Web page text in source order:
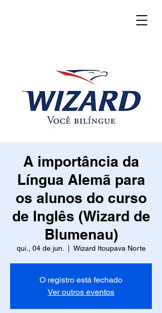
A importância da
Língua Alemã para
os alunos do curso
de Inglês (Wizard de
Blumenau)
qui., 04 de jun. Wizard Itoupava Norte
O registro está fechado
Ver outros eventos